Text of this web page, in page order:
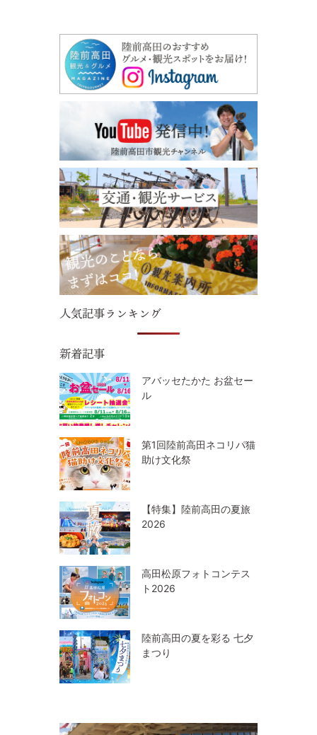
人気記事ランキング
新着記事
アバッセたかた お盆セー
ル
第1回陸前高田ネコリパ猫
助け文化祭
【特集】陸前高田の夏旅
2026
高田松原フォトコンテス
ト2026
陸前高田の夏を彩る 七夕
まつり